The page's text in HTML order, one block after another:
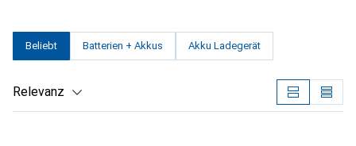
Beliebt Batterien + Akkus Akku Ladegerät
Relevanz